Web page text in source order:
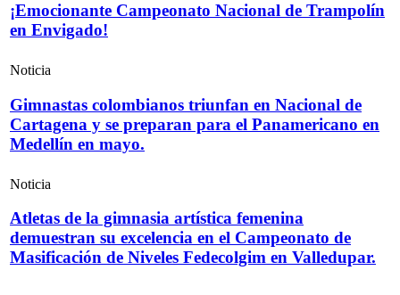
¡Emocionante Campeonato Nacional de Trampolín
en Envigado!
Noticia
Gimnastas colombianos triunfan en Nacional de
Cartagena y se preparan para el Panamericano en
Medellín en mayo.
Noticia
Atletas de la gimnasia artística femenina
demuestran su excelencia en el Campeonato de
Masificación de Niveles Fedecolgim en Valledupar.